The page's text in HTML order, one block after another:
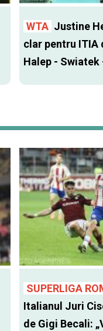
WTA Justine
clar pentru ITIA
Halep - Swiatek
SUPERLIGA
Italianul Juri
de Gigi Becali: